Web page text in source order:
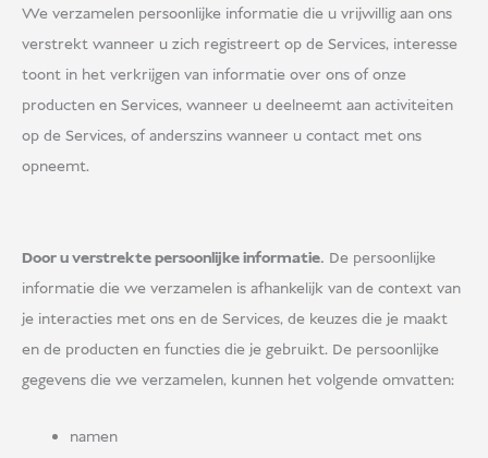
We verzamelen persoonlijke informatie die u vrijwillig aan ons
verstrekt wanneer u zich registreert op de Services, interesse
toont in het verkrijgen van informatie over ons of onze
producten en Services, wanneer u deelneemt aan activiteiten
op de Services, of anderszins wanneer u contact met ons
opneemt.
Door u verstrekte persoonlijke informatie. De persoonlijke
informatie die we verzamelen is afhankelijk van de context van
je interacties met ons en de Services, de keuzes die je maakt
en de producten en functies die je gebruikt. De persoonlijke
gegevens die we verzamelen, kunnen het volgende omvatten:
namen